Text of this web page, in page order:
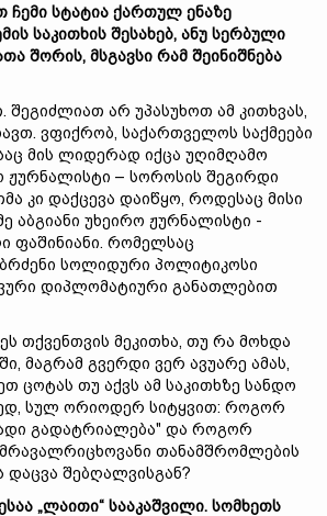
ჩემი სტატია ქართულ ენაზე
საკითხის შესახებ, ანუ სერბული
შორის, მსგავსი რამ შეინიშნება
არ უპასუხოთ ამ კითხვას,
ვფიქრობ, საქართველოს საქმეები
მის ლიდერად იქცა უღიმღამო
ჟურნალისტი – სოროსის შეგირდი
კი დაქცევა დაიწყო, როდესაც მისი
აბგიანი უხეირო ჟურნალისტი -
ფაშინიანი. რომელსაც
სოლიდური პოლიტიკოსი
დიპლომატიური განათლებით
თქვენთვის მეკითხა, თუ რა მოხდა
მაგრამ გვერდი ვერ ავუარე ამას,
ცოტას თუ აქვს ამ საკითხზე სანდო
სულ ორიოდერ სიტყვით: როგორ
გადატრიალება" და როგორ
თანამშრომლების
დაცვა შებღალვისგან?
„ლაითი“ სააკაშვილი. სომხეთს